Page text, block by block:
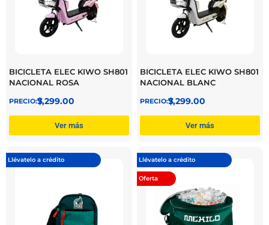
BICICLETA ELEC KIWO SH801
NACIONAL ROSA
$
7,299.00
Ver más
BICICLETA ELEC KIWO SH801
NACIONAL BLANC
$
7,299.00
Ver más
Llévatelo a crédito Llévatelo a crédito
Oferta